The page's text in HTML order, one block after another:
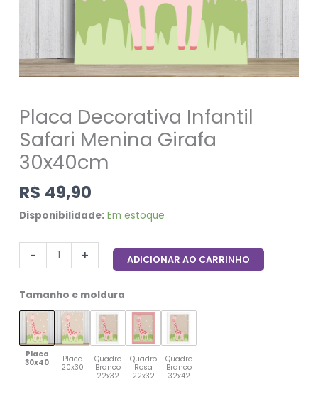
Placa Decorativa Infantil
Safari Menina Girafa
30x40cm
R$ 49,90
Disponibilidade: Em estoque
- + ADICIONAR AO CARRINHO
Tamanho e moldura
Placa
30x40
Placa
20x30
Quadro
Branco
22x32
Quadro
Rosa
22x32
Quadro
Branco
32x42